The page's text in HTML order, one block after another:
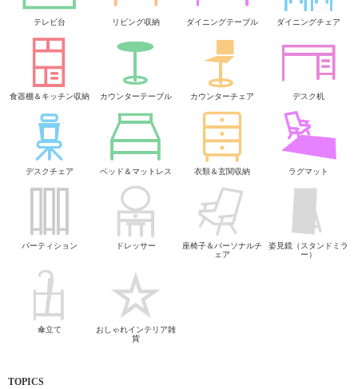
テレビ台 リビング収納 ダイニングテーブル ダイニングチェア
食器棚＆キッチン収納 カウンターテーブル カウンターチェア デスク机
デスクチェア ベッド＆マットレス 衣類＆玄関収納 ラグマット
パーティション ドレッサー
座椅子＆パーソナルチ
ェア
姿見鏡（スタンドミラ
ー）
傘立て
おしゃれインテリア雑
貨